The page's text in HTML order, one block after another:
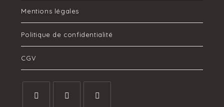
Mentions légales
Politique de confidentialité
CGV